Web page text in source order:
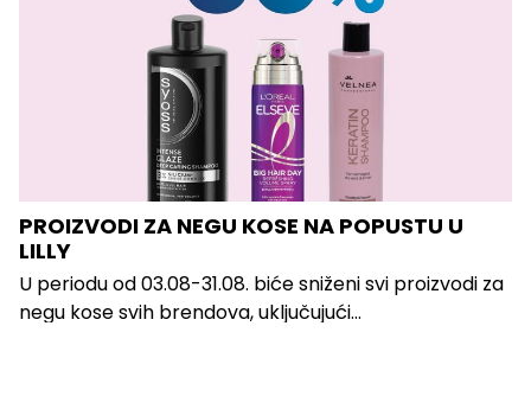
PROIZVODI ZA NEGU KOSE NA POPUSTU U
LILLY
U periodu od 03.08-31.08. biće sniženi svi proizvodi za
negu kose svih brendova, uključujući...